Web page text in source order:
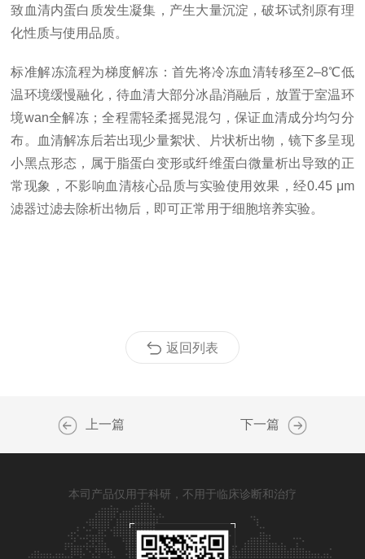
致血清内蛋白质发生凝集，产生大量沉淀，破坏试剂原有理
化性质与使用品质。
标准解冻流程为梯度解冻：首先将冷冻血清转移至2–8℃低
温环境缓慢融化，待血清大部分冰晶消融后，放置于室温环
境wan全解冻；全程需轻柔摇晃混匀，保证血清成分均匀分
布。血清解冻后若出现少量絮状、片状析出物，镜下多呈现
小黑点形态，属于脂蛋白变形或纤维蛋白微量析出导致的正
常现象，不影响血清核心品质与实验使用效果，经0.45 μm
滤器过滤去除析出物后，即可正常用于细胞培养实验。
返回列表
上一篇 下一篇
本司产品仅用于科研，不用于临床诊断和治疗